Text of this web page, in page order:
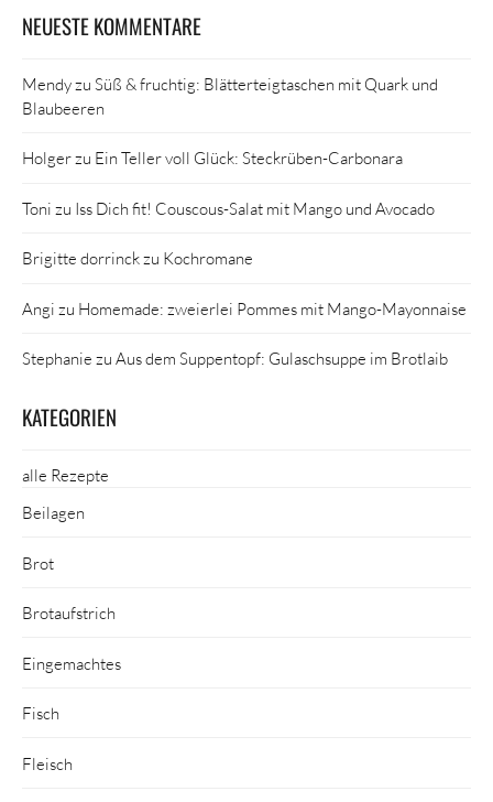
NEUESTE KOMMENTARE
Mendyzu Süß & fruchtig: Blätterteigtaschen mit Quark und
Blaubeeren
Holgerzu Ein Teller voll Glück: Steckrüben-Carbonara
Toni zu Iss Dich fit! Couscous-Salat mit Mango und Avocado
Brigitte dorrinckzu Kochromane
Angi zu Homemade: zweierlei Pommes mit Mango-Mayonnaise
Stephanie zu Aus dem Suppentopf: Gulaschsuppe im Brotlaib
KATEGORIEN
alle Rezepte
Beilagen
Brot
Brotaufstrich
Eingemachtes
Fisch
Fleisch